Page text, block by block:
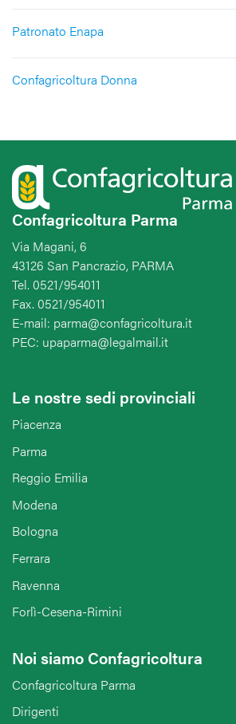
Patronato Enapa
Confagricoltura Donna
Confagricoltura Parma
Via Magani, 6
43126 San Pancrazio, PARMA
Tel. 0521/954011
Fax. 0521/954011
E-mail: parma@confagricoltura.it
PEC: upaparma@legalmail.it
Le nostre sedi provinciali
Piacenza
Parma
Reggio Emilia
Modena
Bologna
Ferrara
Ravenna
Forlì-Cesena-Rimini
Noi siamo Confagricoltura
Confagricoltura Parma
Dirigenti